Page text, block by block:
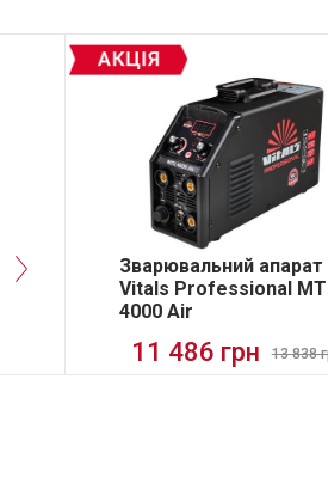
Зварювальний апарат
Vitals Professional
4000 Air
11 486 грн 13 838